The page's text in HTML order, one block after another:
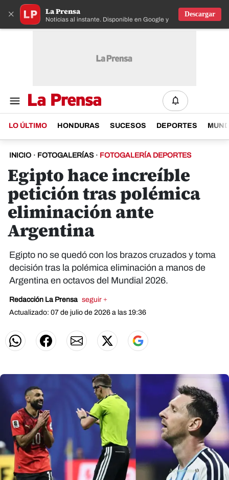
× La Prensa
Noticias al instante. Disponible en Google y IOS
Descargar
LO ÚLTIMO HONDURAS SUCESOS DEPORTES
INICIO · FOTOGALERÍAS · FOTOGALERÍA DEPORTES
Egipto hace increíble
petición tras polémica
eliminación ante
Argentina
Egipto no se quedó con los brazos cruzados y toma
decisión tras la polémica eliminación a manos de
Argentina en octavos del Mundial 2026.
Redacción La Prensa seguir +
Actualizado: 07 de julio de 2026 a las 19:36
X